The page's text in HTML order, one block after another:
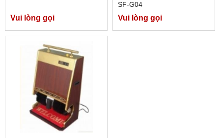
Vui lòng gọi
SF-G04
Vui lòng gọi